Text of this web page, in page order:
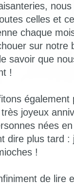
nous
celles et
chaque
sur notre
savoir que
!
également
joyeux
nées
dire plus tard
!
de lire